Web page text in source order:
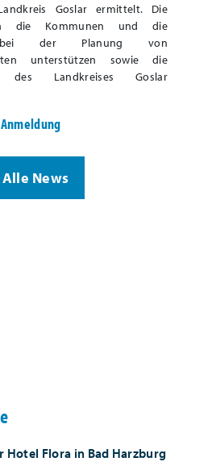
Goslar ermittelt. Die
die Kommunen und die
bei der Planung von
unterstützen sowie die
des Landkreises Goslar
Alle News
Hotel Flora in Bad Harzburg